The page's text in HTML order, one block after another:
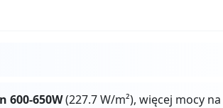
600-650W(227.7 W/m²), więcej mocy